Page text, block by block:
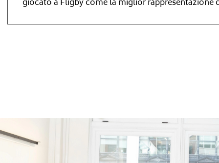
giocato a Fligby come la miglior rappresentazione